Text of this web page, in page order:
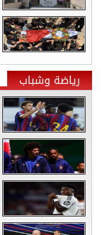
رياضة وشباب